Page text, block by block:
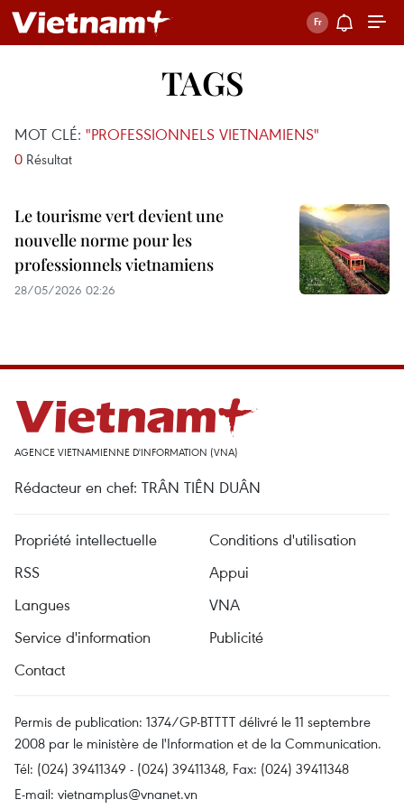
TAGS
MOT CLÉ: "PROFESSIONNELS VIETNAMIENS"
0 Résultat
Le tourisme vert devient une
nouvelle norme pour les
professionnels vietnamiens
28/05/2026 02:26
AGENCE VIETNAMIENNE D'INFORMATION (VNA)
Rédacteur en chef: TRÂN TIÊN DUÂN
Propriété intellectuelle
Conditions d'utilisation
RSS
Appui
Langues
VNA
Service d'information
Publicité
Contact
Permis de publication: 1374/GP-BTTTT délivré le 11 septembre
2008 par le ministère de l'Information et de la Communication.
Tél: (024) 39411349 - (024) 39411348, Fax: (024) 39411348
E-mail: vietnamplus@vnanet.vn